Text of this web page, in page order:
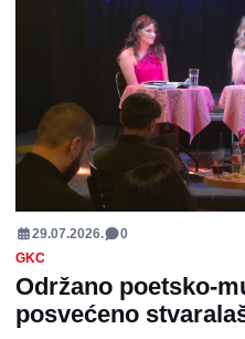
29.07.2026.
0
GKC
Održano poetsko-
posvećeno